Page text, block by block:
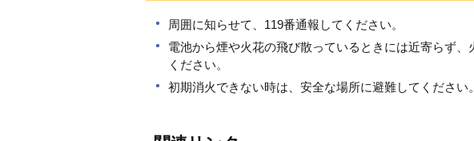
周囲に知らせて、119番通報してください。
電池から煙や火花の飛び散っているときには近寄らず
ください。
初期消火できない時は、安全な場所に避難してください。